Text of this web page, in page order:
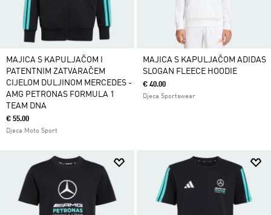
MAJICA S KAPULJAČOM I
PATENTNIM ZATVARAČEM
CIJELOM DULJINOM MERCEDES -
AMG PETRONAS FORMULA 1
TEAM DNA
€ 55.00
Djeca Moto Sport
MAJICA S KAPULJAČOM ADIDAS
SLOGAN FLEECE HOODIE
€ 40.00
Djeca Sportswear